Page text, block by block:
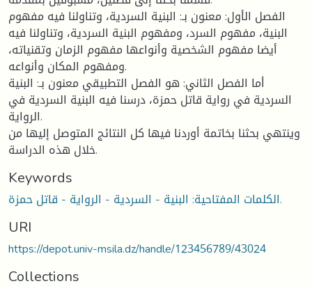
الفصل الأول: معنون بـ: البنية السردية، وتناولنا فيه مفهوم
البنية، مفهوم السرد، ومفهوم البنية السردية، وتناولنا فيه
أيضا مفهوم الشخصية وأنواعها مفهوم الزمان وتقنياته،
ومفهوم المكان وأنواعه.
أما الفصل الثاني: هو الفصل التطبيقي معنون بـ: البنية
السردية في رواية قاتل حمزة، درسنا فيه البنية السردية في
الرواية.
وينتهي بحثنا بخاتمة أوردنا فيها كل النتائج المتوصل إليها من
خلال هذه الدراسة.
Keywords
الكلمات المفتاحية: البنية - السردية - الرواية - قاتل حمزة.
URI
https://depot.univ-msila.dz/handle/123456789/43024
Collections